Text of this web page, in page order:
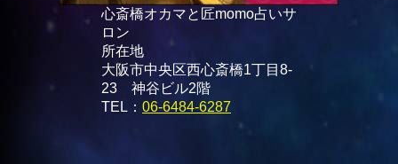
心斎橋オカマと匠momo占いサ
ロン
所在地
大阪市中央区西心斎橋1丁目8-
23 神谷ビル2階
TEL： 06-6484-6287